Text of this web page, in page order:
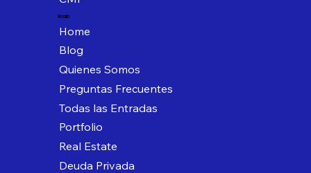
Xcala
Home
Blog
Quienes Somos
Preguntas Frecuentes
Todas las Entradas
Portfolio
Real Estate
Deuda Privada